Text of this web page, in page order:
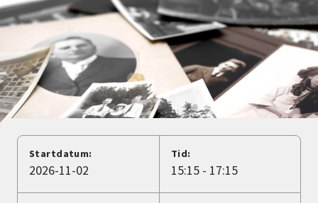
Om SV
Starta studiecirkel
Cirkelledare
Nyheter
Avdelningar
Startdatum:
2026-11-02
Tid:
15:15 - 17:15